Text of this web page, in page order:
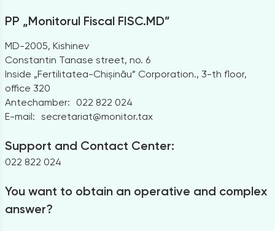
PP „Monitorul Fiscal FISC.MD”
MD-2005, Kishinev
Constantin Tanase street, no. 6
Inside „Fertilitatea-Chișinău” Corporation., 3-th floor,
office 320
Antechamber:
022 822 024
E-mail: secretariat@monitor.tax
Support and Contact Center:
022 822 024
You want to obtain an operative and complex
answer?